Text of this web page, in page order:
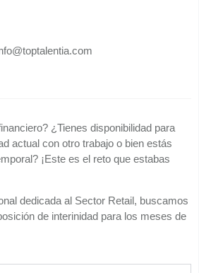
¿Tienes disponibilidad para
actual con otro trabajo o bien estás
¡Este es el reto que estabas
dedicada al Sector Retail, buscamos
de interinidad para los meses de